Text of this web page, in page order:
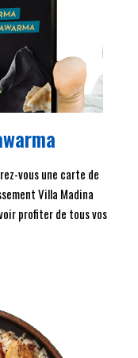
vous une carte de
Villa Madina
profiter de tous vos